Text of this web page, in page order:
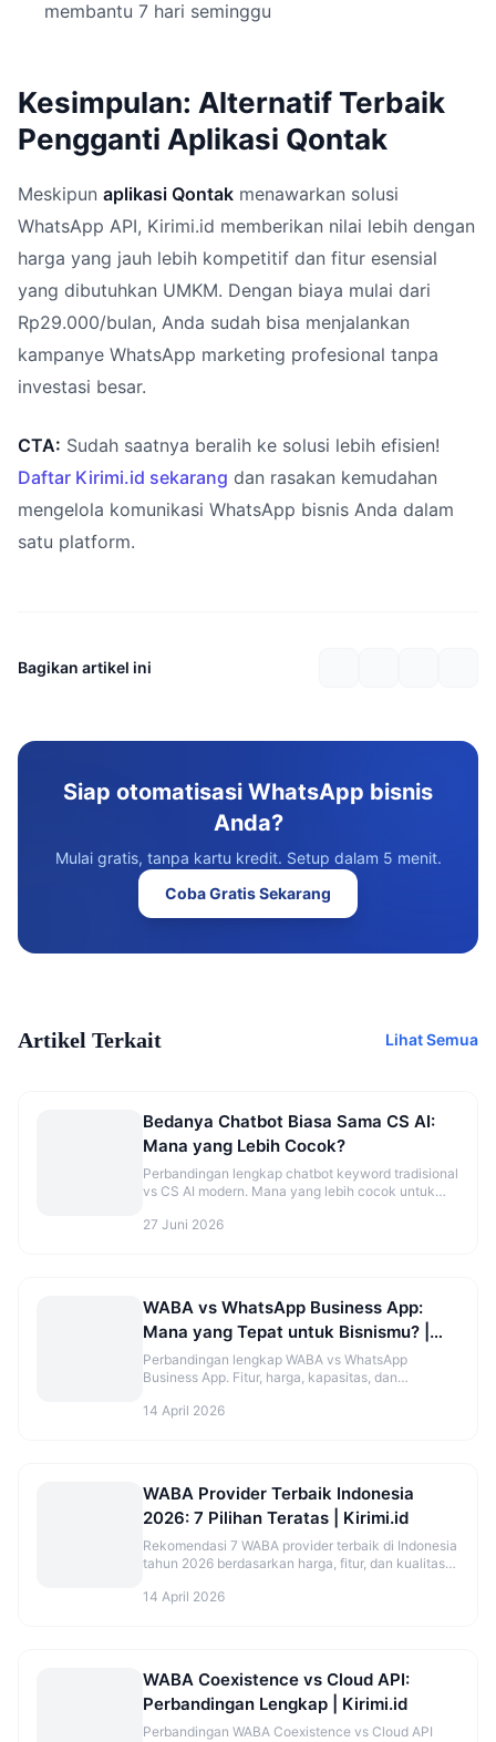
membantu 7 hari seminggu
Kesimpulan: Alternatif Terbaik
Pengganti Aplikasi Qontak
Meskipun aplikasi Qontak menawarkan solusi
WhatsApp API, Kirimi.id memberikan nilai lebih dengan
harga yang jauh lebih kompetitif dan fitur esensial
yang dibutuhkan UMKM. Dengan biaya mulai dari
Rp29.000/bulan, Anda sudah bisa menjalankan
kampanye WhatsApp marketing profesional tanpa
investasi besar.
CTA: Sudah saatnya beralih ke solusi lebih efisien!
Daftar Kirimi.id sekarang dan rasakan kemudahan
mengelola komunikasi WhatsApp bisnis Anda dalam
satu platform.
Bagikan artikel ini
Siap otomatisasi WhatsApp bisnis
Anda?
Mulai gratis, tanpa kartu kredit. Setup dalam 5 menit.
Coba Gratis Sekarang
Artikel Terkait Lihat Semua
Bedanya Chatbot Biasa Sama CS AI:
Mana yang Lebih Cocok?
Perbandingan lengkap chatbot keyword tradisional
vs CS AI modern. Mana yang lebih cocok untuk
27 Juni 2026
WABA vs WhatsApp Business App:
Mana yang Tepat untuk Bisnismu? |
Kirimi.id
Perbandingan lengkap WABA vs WhatsApp
Business App. Fitur, harga, kapasitas, dan
2026.
14 April 2026
WABA Provider Terbaik Indonesia
2026: 7 Pilihan Teratas | Kirimi.id
Rekomendasi 7 WABA provider terbaik di Indonesia
tahun 2026 berdasarkan harga, fitur, dan kualitas
14 April 2026
WABA Coexistence vs Cloud API:
Perbandingan Lengkap | Kirimi.id
Perbandingan WABA Coexistence vs Cloud API